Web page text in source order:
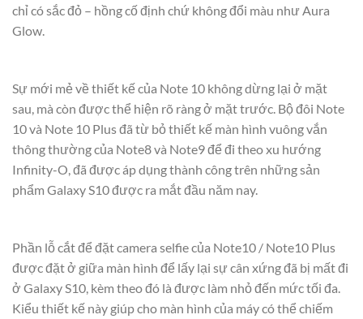
chỉ có sắc đỏ – hồng cố định chứ không đổi màu như Aura
Glow.
Sự mới mẻ về thiết kế của Note 10 không dừng lại ở mặt
sau, mà còn được thể hiện rõ ràng ở mặt trước. Bộ đôi Note
10 và Note 10 Plus đã từ bỏ thiết kế màn hình vuông vắn
thông thường của Note8 và Note9 để đi theo xu hướng
Infinity-O, đã được áp dụng thành công trên những sản
phẩm Galaxy S10 được ra mắt đầu năm nay.
Phần lỗ cắt để đặt camera selfie của Note10 / Note10 Plus
được đặt ở giữa màn hình để lấy lại sự cân xứng đã bị mất đi
ở Galaxy S10, kèm theo đó là được làm nhỏ đến mức tối đa.
Kiểu thiết kế này giúp cho màn hình của máy có thể chiếm